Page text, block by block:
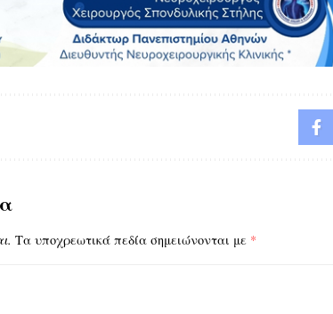
Τα υποχρεωτικά πεδία σημειώνονται με *